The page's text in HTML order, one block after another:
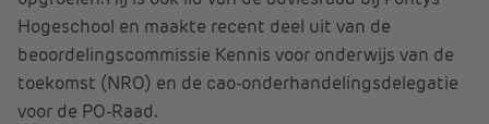
Hogeschool en maakte recent deel uit van de
beoordelingscommissie Kennis voor onderwijs van de
toekomst (NRO) en de cao-onderhandelingsdelegatie
voor de PO-Raad.